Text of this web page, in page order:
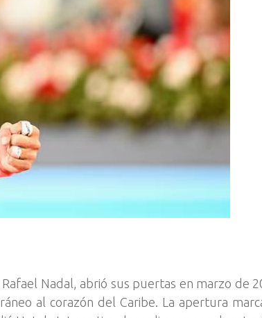
Nadal, abrió sus puertas en marzo de
al corazón del Caribe. La apertura